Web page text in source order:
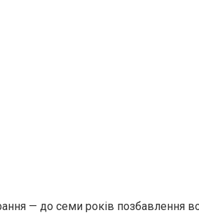
— до семи років позбавлення